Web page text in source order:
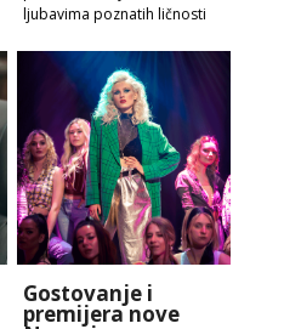
ljubavima poznatih ličnosti
Gostovanje i
premijera nove